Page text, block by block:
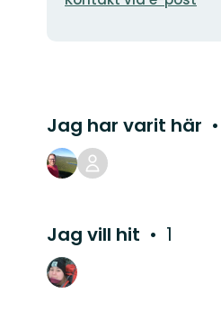
Jag har varit här
Jag vill hit 1